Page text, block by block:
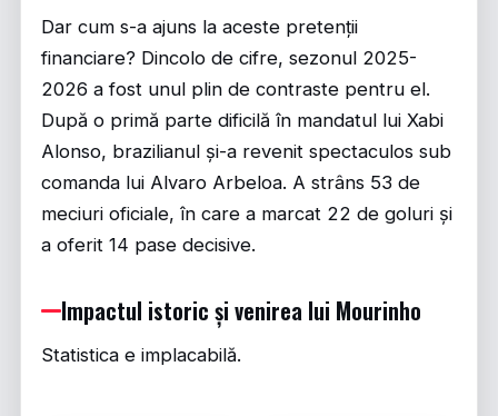
Dar cum s-a ajuns la aceste pretenții
financiare? Dincolo de cifre, sezonul 2025-
2026 a fost unul plin de contraste pentru el.
După o primă parte dificilă în mandatul lui Xabi
Alonso, brazilianul și-a revenit spectaculos sub
comanda lui Alvaro Arbeloa. A strâns 53 de
meciuri oficiale, în care a marcat 22 de goluri și
a oferit 14 pase decisive.
Impactul istoric și venirea lui Mourinho
Statistica e implacabilă.